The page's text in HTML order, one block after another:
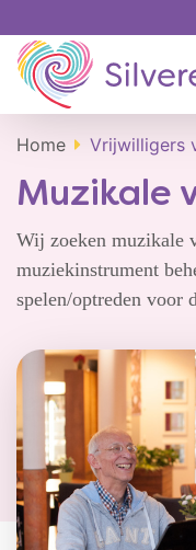
Home Vrijwilligers
Muzikale
Wij zoeken muzikale
muziekinstrument
spelen/optreden voor